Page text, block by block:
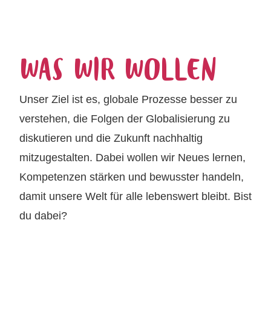
WAS WIR WOLLEN
Unser Ziel ist es, globale Prozesse besser zu
verstehen, die Folgen der Globalisierung zu
diskutieren und die Zukunft nachhaltig
mitzugestalten. Dabei wollen wir Neues lernen,
Kompetenzen stärken und bewusster handeln,
damit unsere Welt für alle lebenswert bleibt. Bist
du dabei?